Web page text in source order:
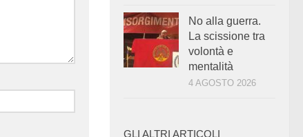
No alla guerra.
La scissione tra
volontà e
mentalità
4 AGOSTO 2026
GLI ALTRI ARTICOLI